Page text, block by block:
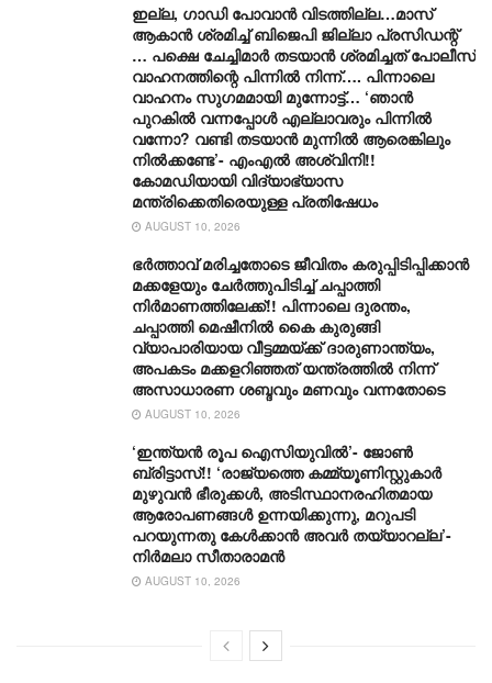
ഇല്ല, ​ഗാഡി പോവാൻ വിടത്തില്ല…മാസ്
ആകാൻ ശ്രമിച്ച് ബിജെപി ജില്ലാ പ്രസിഡന്റ്
… പക്ഷെ ചേച്ചിമാർ തടയാൻ ശ്രമിച്ചത് പോലീസ്
വാഹനത്തിന്റെ പിന്നിൽ നിന്ന്…. പിന്നാലെ
വാഹനം സു​ഗമമായി മുന്നോട്ട്… ‘ഞാൻ
പുറകിൽ വന്നപ്പോൾ എല്ലാവരും പിന്നിൽ
വന്നോ? വണ്ടി തടയാൻ മുന്നിൽ ആരെങ്കിലും
നിൽക്കണ്ടേ’- എംഎൽ അശ്വിനി!!
കോമഡിയായി വിദ്യാഭ്യാസ
മന്ത്രിക്കെതിരെയുള്ള പ്രതിഷേധം
AUGUST 10, 2026
ഭർത്താവ് മരിച്ചതോടെ ജീവിതം കരുപ്പിടിപ്പിക്കാൻ
മക്കളേയും ചേർത്തുപിടിച്ച് ചപ്പാത്തി
നിർമാണത്തിലേക്ക്!! പിന്നാലെ ദുരന്തം,
ചപ്പാത്തി മെഷീനിൽ കൈ കുരുങ്ങി
വ്യാപാരിയായ വീട്ടമ്മയ്ക്ക് ദാരുണാന്ത്യം,
അപകടം മക്കളറിഞ്ഞത് യന്ത്രത്തിൽ നിന്ന്
അസാധാരണ ശബ്ദവും മണവും വന്നതോടെ
AUGUST 10, 2026
‘ഇന്ത്യൻ രൂപ ഐസിയുവിൽ’- ജോൺ
ബ്രിട്ടാസ്!! ‘രാജ്യത്തെ കമ്മ്യൂണിസ്റ്റുകാർ
മുഴുവൻ ഭീരുക്കൾ, അടിസ്ഥാനരഹിതമായ
ആരോപണങ്ങൾ ഉന്നയിക്കുന്നു, മറുപടി
പറയുന്നതു കേൾക്കാൻ അവർ തയ്യാറല്ല’-
നിർമലാ സീതാരാമൻ
AUGUST 10, 2026